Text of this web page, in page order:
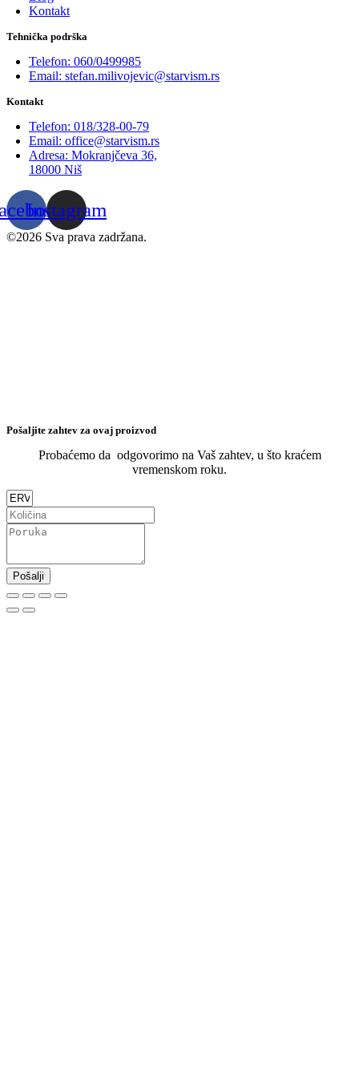
Kontakt
Tehnička podrška
Telefon: 060/0499985
Email: stefan.milivojevic@starvism.rs
Kontakt
Telefon: 018/328-00-79
Email: office@starvism.rs
Adresa: Mokranjčeva 36,
18000 Niš
Instagram
©2026 Sva prava zadržana.
Pošaljite zahtev za ovaj proizvod
Probaćemo da odgovorimo na Vaš zahtev, u što kraćem
vremenskom roku.
Pošalji